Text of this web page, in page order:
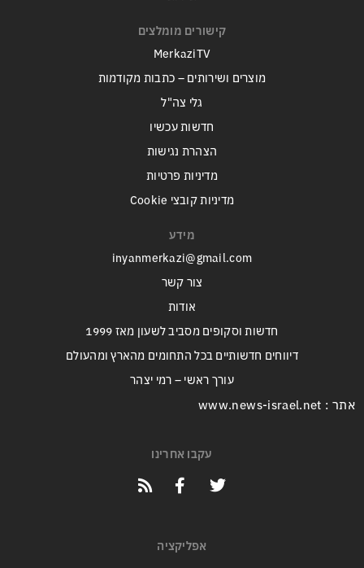
קישורים מומלצים
MerkaziTV
מוצרים ושירותים – כתבות מקודמות
גלי צה"ל
חדשות עכשיו
הצהרת נגישות
מדיניות פרטיות
מדיניות קובצי Cookie
מידע
inyanmerkazi@gmail.com
צור קשר
אודות
חדשות וסקופים מסביב לשעון מאז 1999
דיווחים חדשותיים בכל התחומים מהארץ ומהעולם
עורך ראשי – רמי יצהר
אתר : www.news-israel.net
עקבו אחרינו
אפליקציה